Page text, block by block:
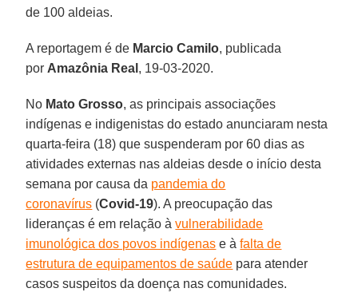
de 100 aldeias.
A reportagem é de Marcio Camilo, publicada
por Amazônia Real , 19-03-2020.
No Mato Grosso, as principais associações
indígenas e indigenistas do estado anunciaram nesta
quarta-feira (18) que suspenderam por 60 dias as
atividades externas nas aldeias desde o início desta
semana por causa da pandemia do
coronavírus (Covid-19). A preocupação das
lideranças é em relação à vulnerabilidade
imunológica dos povos indígenas e àfalta de
estrutura de equipamentos de saúde para atender
casos suspeitos da doença nas comunidades.